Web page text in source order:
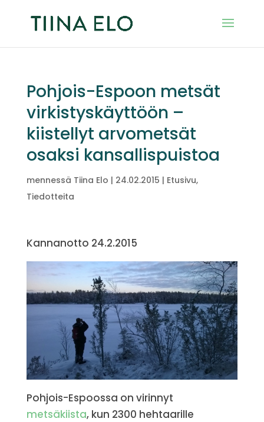
Pohjois-Espoon metsät
virkistyskäyttöön –
kiistellyt arvometsät
osaksi kansallispuistoa
mennessä Tiina Elo | 24.02.2015 | Etusivu,
Tiedotteita
Kannanotto 24.2.2015
Pohjois-Espoossa on virinnyt
metsäkiista, kun 2300 hehtaarille